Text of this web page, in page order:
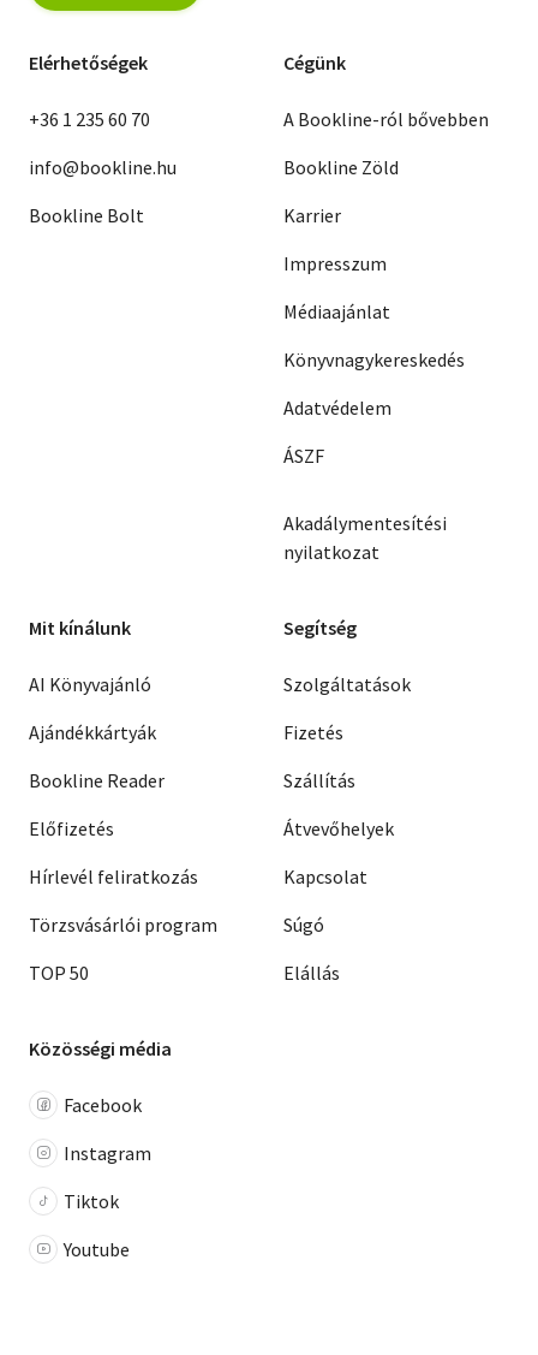
Elérhetőségek
+36 1 235 60 70
info@bookline.hu
Bookline Bolt
Cégünk
A Bookline-ról bővebben
Bookline Zöld
Karrier
Impresszum
Médiaajánlat
Könyvnagykereskedés
Adatvédelem
ÁSZF
Akadálymentesítési
nyilatkozat
Mit kínálunk
AI Könyvajánló
Ajándékkártyák
Bookline Reader
Előfizetés
Hírlevél feliratkozás
Törzsvásárlói program
TOP 50
Segítség
Szolgáltatások
Fizetés
Szállítás
Átvevőhelyek
Kapcsolat
Súgó
Elállás
Közösségi média
Facebook
Instagram
Tiktok
Youtube